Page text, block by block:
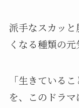
派手なスカッ
くなる種類の元
「生きている
を、このドラマ